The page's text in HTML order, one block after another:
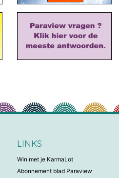
LINKS
Win met je KarmaLot
Abonnement blad Paraview